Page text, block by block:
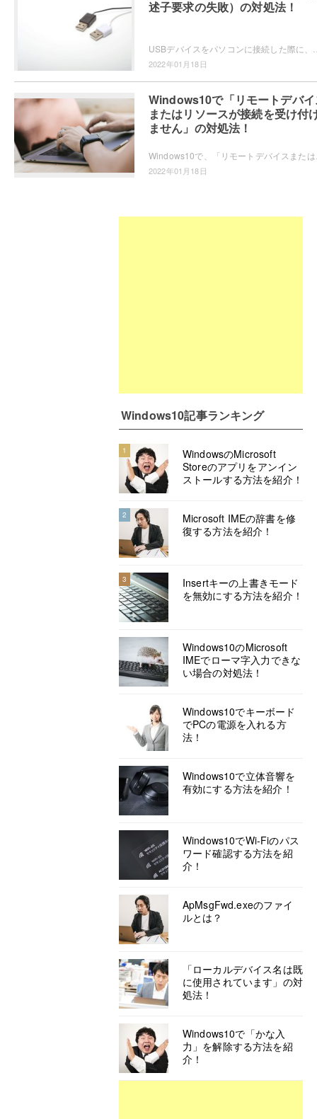
述子要求の失敗）の対処法！
2022年01月18日
Windows10で「リモートデバ
またはリソースが接続を受け付
ません」の対処法！
2022年01月18日
Windows10記事ランキング
1
WindowsのMicrosoft
Storeのアプリをアンイン
ストールする方法を紹介！
2
Microsoft IMEの辞書を修
復する方法を紹介！
3
Insertキーの上書きモード
を無効にする方法を紹介！
Windows10のMicrosoft
IMEでローマ字入力できな
い場合の対処法！
Windows10でキーボード
でPCの電源を入れる方
法！
Windows10で立体音響を
有効にする方法を紹介！
Windows10でWi-Fiのパス
ワード確認する方法を紹
介！
ApMsgFwd.exeのファイ
ルとは？
「ローカルデバイス名は既
に使用されています」の対
処法！
Windows10で「かな入
力」を解除する方法を紹
介！